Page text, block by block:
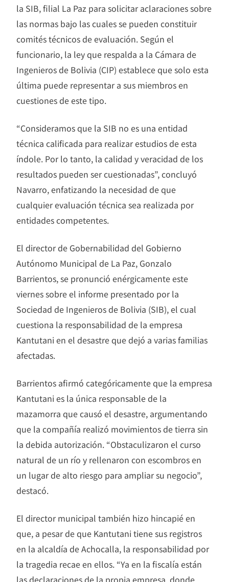
la SIB, filial La Paz para solicitar aclaraciones sobre
las normas bajo las cuales se pueden constituir
comités técnicos de evaluación. Según el
funcionario, la ley que respalda a la Cámara de
Ingenieros de Bolivia (CIP) establece que solo esta
última puede representar a sus miembros en
cuestiones de este tipo.
“Consideramos que la SIB no es una entidad
técnica calificada para realizar estudios de esta
índole. Por lo tanto, la calidad y veracidad de los
resultados pueden ser cuestionadas”, concluyó
Navarro, enfatizando la necesidad de que
cualquier evaluación técnica sea realizada por
entidades competentes.
El director de Gobernabilidad del Gobierno
Autónomo Municipal de La Paz, Gonzalo
Barrientos, se pronunció enérgicamente este
viernes sobre el informe presentado por la
Sociedad de Ingenieros de Bolivia (SIB), el cual
cuestiona la responsabilidad de la empresa
Kantutani en el desastre que dejó a varias familias
afectadas.
Barrientos afirmó categóricamente que la empresa
Kantutani es la única responsable de la
mazamorra que causó el desastre, argumentando
que la compañía realizó movimientos de tierra sin
la debida autorización. “Obstaculizaron el curso
natural de un río y rellenaron con escombros en
un lugar de alto riesgo para ampliar su negocio”,
destacó.
El director municipal también hizo hincapié en
que, a pesar de que Kantutani tiene sus registros
en la alcaldía de Achocalla, la responsabilidad por
la tragedia recae en ellos. “Ya en la fiscalía están
las declaraciones de la propia empresa, donde